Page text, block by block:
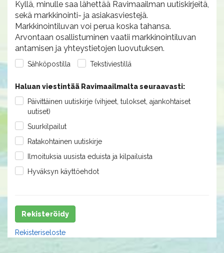
Kyllä, minulle saa lähettää Ravimaailman uutiskirjeitä,
sekä markkinointi- ja asiakasviestejä.
Markkinointiluvan voi perua koska tahansa.
Arvontaan osallistuminen vaatii markkinointiluvan
antamisen ja yhteystietojen luovutuksen.
Sähköpostilla Tekstiviestillä
Haluan viestintää Ravimaailmalta seuraavasti:
Päivittäinen uutiskirje (vihjeet, tulokset, ajankohtaiset
uutiset)
Suurkilpailut
Ratakohtainen uutiskirje
Ilmoituksia uusista eduista ja kilpailuista
Hyväksyn käyttöehdot
Rekisteröidy
Rekisteriseloste